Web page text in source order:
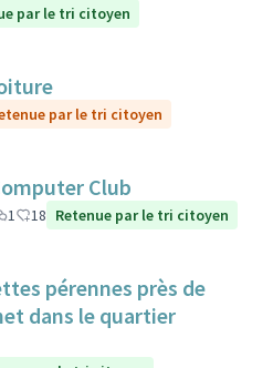
par le tri citoyen
par le tri citoyen
Club
1 18 Retenue par le tri citoyen
pérennes près de
dans le quartier